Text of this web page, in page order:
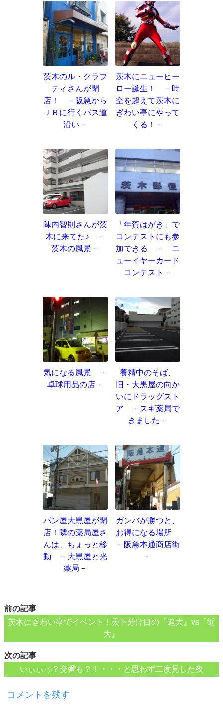
茨木のル・クラフ
ティさんが閉
店！ －阪急から
ＪＲに行くバス道
沿い－
茨木にニューヒー
ロー誕生！ －時
空を超えて茨木に
ぎわい亭にやって
くる！－
陣内智則さんが茨
木に来てた♪ －
茨木の風景－
「年賀はがき」で
コンテストにも参
加できる － ニ
ューイヤーカード
コンテスト－
気になる風景 －
卓球用品の店－
養精中のそば、
旧・大黒屋の向か
いにドラッグスト
ア －スギ薬局で
きました－
パン屋大黒屋が閉
店！隣の薬局屋さ
んは、ちょっと移
動 －大黒屋と光
薬局－
ガンバが勝つと、
お得になる場所
－阪急本通商店街
－
前の記事
茨木にぎわい亭でイベント！天下分け目の『追大』vs『近
大』
次の記事
いぃぃっ？交番も？！・・・と思わず二度見した夜
コメントを残す